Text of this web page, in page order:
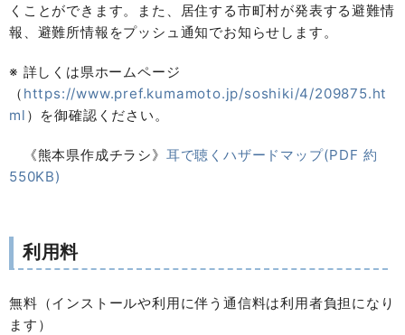
くことができます。また、居住する市町村が発表する避難情
報、避難所情報をプッシュ通知でお知らせします。
※ 詳しくは県ホームページ
（ https://www.pref.kumamoto.jp/soshiki/4/209875.ht
ml ）を御確認ください。
《熊本県作成チラシ》 耳で聴くハザードマップ(PDF 約
550KB)
利用料
無料（インストールや利用に伴う通信料は利用者負担になり
ます）